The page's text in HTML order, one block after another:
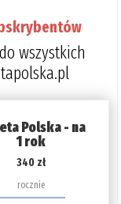
wszystkich
Polska - na
1 rok
340 zł
rocznie